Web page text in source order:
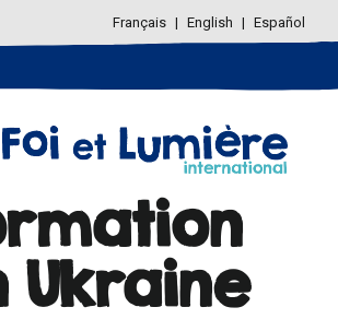
Français English Español
Ukraine